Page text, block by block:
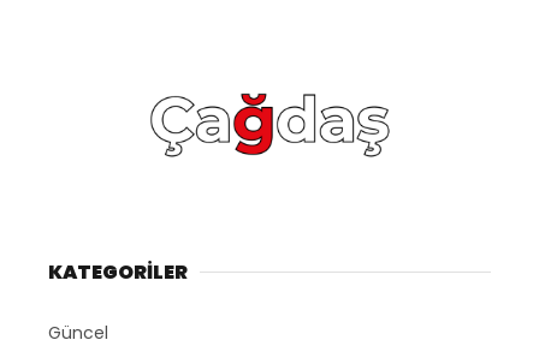
KATEGORİLER
Güncel